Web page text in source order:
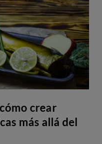
crear
más allá del